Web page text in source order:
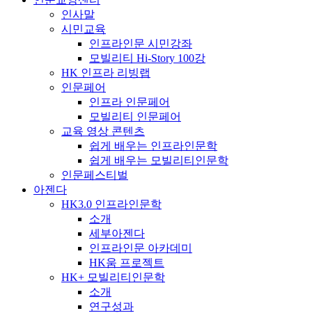
인사말
시민교육
인프라인문 시민강좌
모빌리티 Hi-Story 100강
HK 인프라 리빙랩
인문페어
인프라 인문페어
모빌리티 인문페어
교육 영상 콘텐츠
쉽게 배우는 인프라인문학
쉽게 배우는 모빌리티인문학
인문페스티벌
아젠다
HK3.0 인프라인문학
소개
세부아젠다
인프라인문 아카데미
HK움 프로젝트
HK+ 모빌리티인문학
소개
연구성과